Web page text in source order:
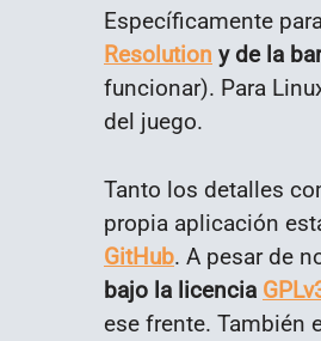
Específicamente
Resolution y de la
funcionar). Para
del juego.
Tanto los detalles
propia aplicación
GitHub. A pesar de
bajo la licencia
ese frente. También